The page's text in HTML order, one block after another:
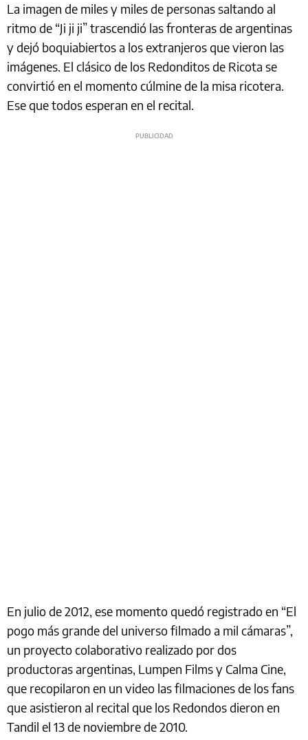
La imagen de miles y miles de personas saltando al
ritmo de “Ji ji ji” trascendió las fronteras de argentinas
y dejó boquiabiertos a los extranjeros que vieron las
imágenes. El clásico de los Redonditos de Ricota se
convirtió en el momento cúlmine de la misa ricotera.
Ese que todos esperan en el recital.
En julio de 2012, ese momento quedó registrado en “El
pogo más grande del universo filmado a mil cámaras”,
un proyecto colaborativo realizado por dos
productoras argentinas, Lumpen Films y Calma Cine,
que recopilaron en un video las filmaciones de los fans
que asistieron al recital que los Redondos dieron en
Tandil el 13 de noviembre de 2010.